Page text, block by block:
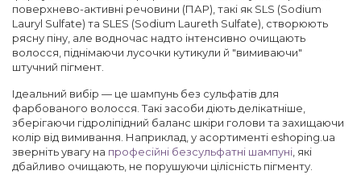
поверхнево-активні речовини (ПАР), такі як SLS (Sodium
Lauryl Sulfate) та SLES (Sodium Laureth Sulfate), створюють
рясну піну, але водночас надто інтенсивно очищають
волосся, піднімаючи лусочки кутикули й "вимиваючи"
штучний пігмент.
Ідеальний вибір — це шампунь без сульфатів для
фарбованого волосся. Такі засоби діють делікатніше,
зберігаючи гідроліпідний баланс шкіри голови та захищаючи
колір від вимивання. Наприклад, у асортименті eshoping.ua
зверніть увагу на професійні безсульфатні шампуні , які
дбайливо очищають, не порушуючи цілісність пігменту.